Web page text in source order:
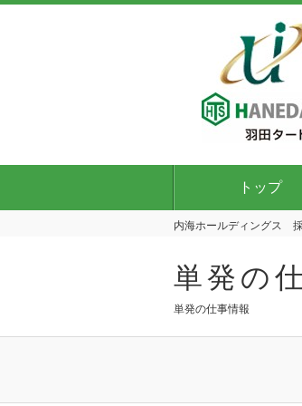
トップ
内海ホールディングス
単発の
単発の仕事情報